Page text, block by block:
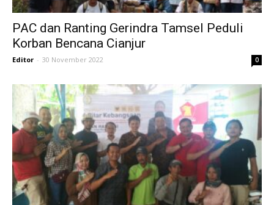
PAC dan Ranting Gerindra Tamsel Peduli
Korban Bencana Cianjur
Editor - 30 November 2022 0